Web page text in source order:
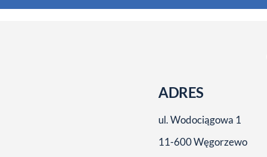
ADRES
ul. Wodociągowa 1
11-600 Węgorzewo